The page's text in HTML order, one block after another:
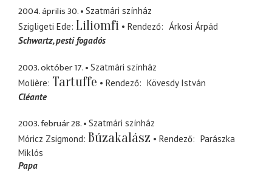
2004. április 30.
Szatmári színház
Szigligeti Ede Liliomfi Rendező
Árkosi Árpád
Schwartz pesti fogadós
2003. október 17.
Szatmári színház
Molière Tartuffe Rendező
Kövesdy István
Cléante
2003. február 28.
Szatmári színház
Móricz Zsigmond Búzakalász Rendező
Parászka
Miklós
Papa